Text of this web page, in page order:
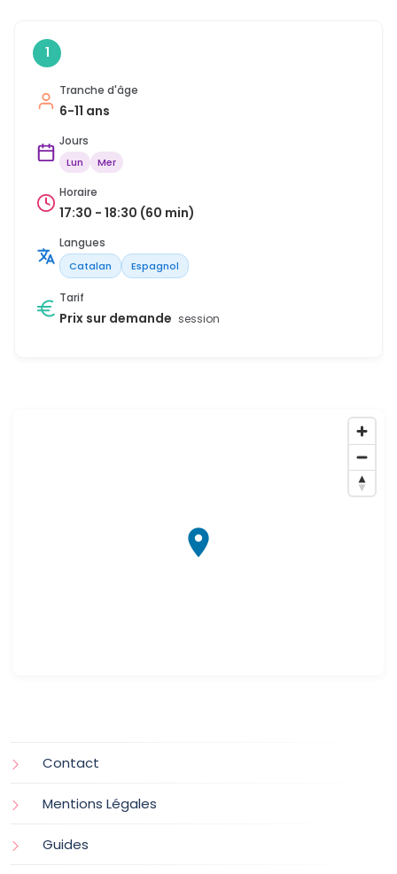
1
Tranche d'âge
6-11 ans
Jours
Lun Mer
Horaire
17:30 - 18:30 (60 min)
Langues
Catalan Espagnol
Tarif
Prix sur demande session
Contact
Mentions Légales
Guides